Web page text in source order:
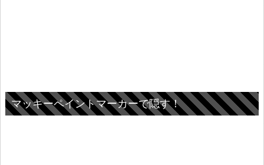
マッキーペイントマーカーで隠す！